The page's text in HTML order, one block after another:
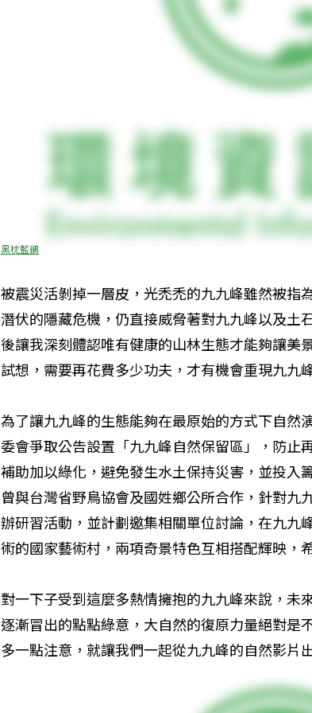
黑枕藍鶲
被震災活剝掉一層皮，光禿禿的九九峰雖然被指
潛伏的隱藏危機，仍直接威脅著對九九峰以及土
後讓我深刻體認唯有健康的山林生態才能夠讓美
試想，需要再花費多少功夫，才有機會重現九九
為了讓九九峰的生態能夠在最原始的方式下自然
委會爭取公告設置「九九峰自然保留區」，防止
補助加以綠化，避免發生水土保持災害，並投入
曾與台灣省野鳥協會及國姓鄉公所合作，針對九
辦研習活動，並計劃邀集相關單位討論，在九九
術的國家藝術村，兩項奇景特色互相搭配輝映，
對一下子受到這麼多熱情擁抱的九九峰來說，未
逐漸冒出的點點綠意，大自然的復原力量絕對是
多一點注意，就讓我們一起從九九峰的自然影片